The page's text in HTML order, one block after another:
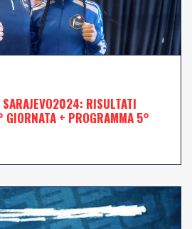
RISULTATI
+ PROGRAMMA 5°